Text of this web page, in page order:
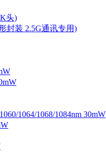
头)
封装 2.5G通讯专用)
1064/1068/1084nm 30mW